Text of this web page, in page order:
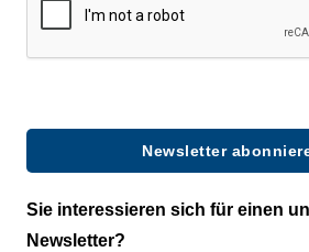
Newsletter
Sie interessieren sich für einen
Newsletter?